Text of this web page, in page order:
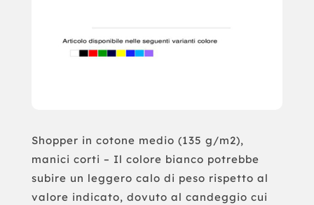
Shopper in cotone medio (135 g/m2),
manici corti – Il colore bianco potrebbe
subire un leggero calo di peso rispetto al
valore indicato, dovuto al candeggio cui